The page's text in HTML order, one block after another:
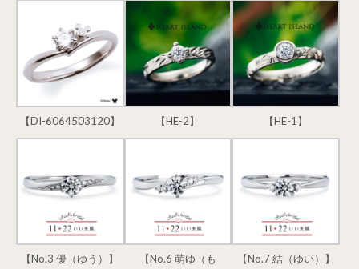
【DI-6064503120】 【HE-2】 【HE-1】
【No.3 優（ゆう）】
【No.6 萌ゆ（も
【No.7 結（ゆい）】